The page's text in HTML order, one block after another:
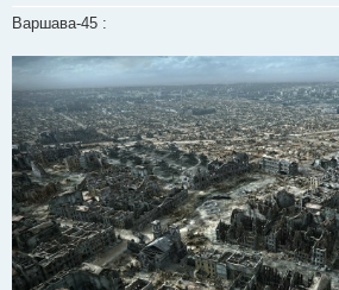
Варшава-45 :